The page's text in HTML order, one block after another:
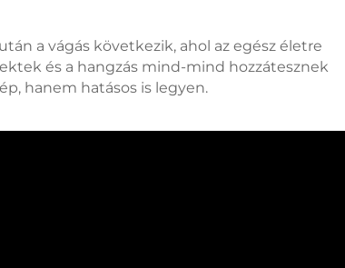
a vágás következik, ahol az egész életre
és a hangzás mind-mind hozzátesznek
hanem hatásos is legyen.